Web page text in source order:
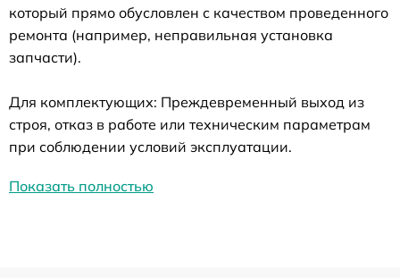
который прямо обусловлен с качеством проведенного
ремонта (например, неправильная установка
запчасти).
Для комплектующих: Преждевременный выход из
строя, отказ в работе или техническим параметрам
при соблюдении условий эксплуатации.
Показать полностью